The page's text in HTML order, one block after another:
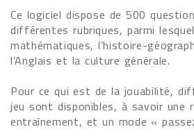
Ce logiciel dispose de 500
différentes rubriques, parmi
mathématiques, l’histoire-
l’Anglais et la culture générale.
Pour ce qui est de la jouabilité,
jeu sont disponibles, à savoir une
entraînement, et un mode «